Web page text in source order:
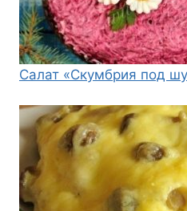
Салат «Скумбрия под